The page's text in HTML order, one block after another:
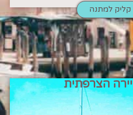
קליק למתנה
הצרפתית